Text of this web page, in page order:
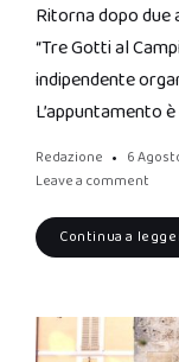
Ritorna dopo due
“Tre Gotti al
indipendente
L’appuntamento
Redazione 6
Leave a comment
Continua a